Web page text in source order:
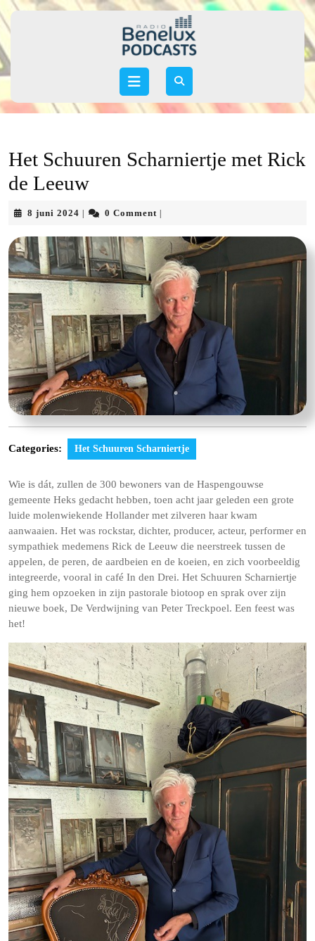
Skip
to
Open
Het Schuuren Scharniertje met Rick
de Leeuw
8 juni 2024 8
2024
0 Comment
Categories: Het Schuuren Scharniertje
Wie is dát, zullen de 300 bewoners van de Haspengouwse
gemeente Heks gedacht hebben, toen acht jaar geleden een grote
luide molenwiekende Hollander met zilveren haar kwam
aanwaaien. Het was rockstar, dichter, producer, acteur, performer en
sympathiek medemens Rick de Leeuw die neerstreek tussen de
appelen, de peren, de aardbeien en de koeien, en zich voorbeeldig
integreerde, vooral in café In den Drei. Het Schuuren Scharniertje
ging hem opzoeken in zijn pastorale biotoop en sprak over zijn
nieuwe boek, De Verdwijning van Peter Treckpoel. Een feest was
het!